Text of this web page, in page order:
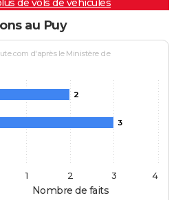
de vols de véhicules
au Puy
Nombre de faits
d'après le Ministère de
2
3
1 2 3 4